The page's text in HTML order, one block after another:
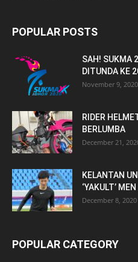
POPULAR POSTS
SAH! SUKMA
DITUNDA KE
November 9, 2020
RIDER
BERLUMBA
December 21,
KELANTAN
‘YAKULT’ MEN
December 8, 2020
POPULAR CATEGORY